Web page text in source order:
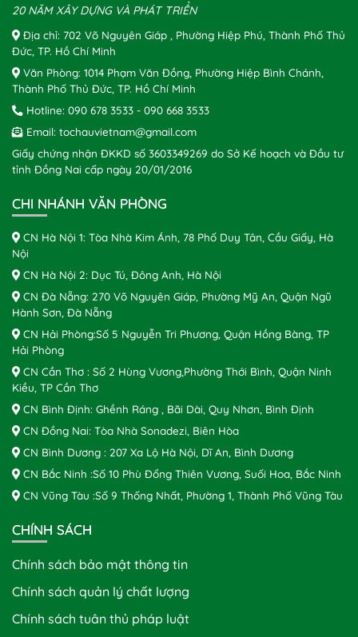
20 NĂM XÂY DỰNG VÀ PHÁT TRIỂN
Địa chỉ: 702 Võ Nguyên Giáp , Phường Hiệp Phú, Thành Phố Thủ
Đức, TP. Hồ Chí Minh
Văn Phòng: 1014 Phạm Văn Đồng, Phường Hiệp Bình Chánh,
Thành Phố Thủ Đức, TP. Hồ Chí Minh
Hotline: 090 678 3533 - 090 668 3533
Email: tochauvietnam@gmail.com
Giấy chứng nhận ĐKKD số 3603349269 do Sở Kế hoạch và Đầu tư
tỉnh Đồng Nai cấp ngày 20/01/2016
CHI NHÁNH VĂN PHÒNG
CN Hà Nội 1: Tòa Nhà Kim Ánh, 78 Phố Duy Tân, Cầu Giấy, Hà
Nội
CN Hà Nội 2: Dục Tú, Đông Anh, Hà Nội
CN Đà Nẵng: 270 Võ Nguyên Giáp, Phường Mỹ An, Quận Ngũ
Hành Sơn, Đà Nẵng
CN Hải Phòng:Số 5 Nguyễn Tri Phương, Quận Hồng Bàng, TP
Hải Phòng
CN Cần Thơ : Số 2 Hùng Vương,Phường Thới Bình, Quận Ninh
Kiều, TP Cần Thơ
CN Bình Định: Ghềnh Ráng , Bãi Dài, Quy Nhơn, Bình Định
CN Đồng Nai: Tòa Nhà Sonadezi, Biên Hòa
CN Bình Dương : 207 Xa Lộ Hà Nội, Dĩ An, Bình Dương
CN Bắc Ninh :Số 10 Phù Đổng Thiên Vương, Suối Hoa, Bắc Ninh
CN Vũng Tàu :Số 9 Thống Nhất, Phường 1, Thành Phố Vũng Tàu
CHÍNH SÁCH
Chính sách bảo mật thông tin
Chính sách quản lý chất lượng
Chính sách tuân thủ pháp luật